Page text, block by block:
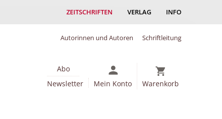
ZEITSCHRIFTEN VERLAG INFO
Autorinnen und Autoren Schriftleitung
Abo
Newsletter
Mein Konto Warenkorb